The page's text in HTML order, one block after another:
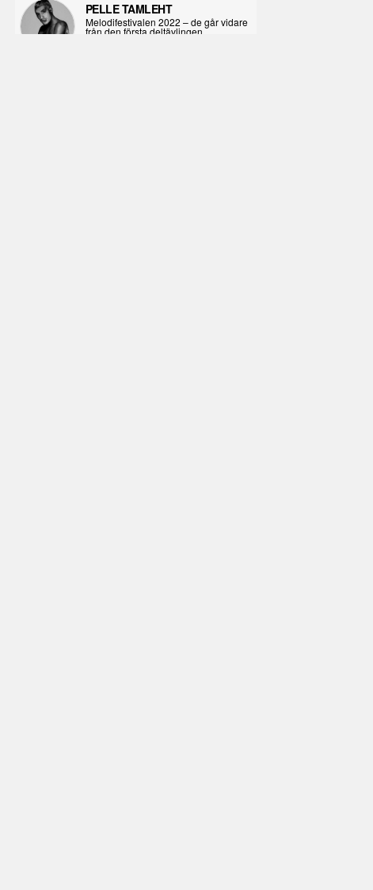
PELLE TAMLEHT
Melodifestivalen 2022 – de går vidare
från den första deltävlingen